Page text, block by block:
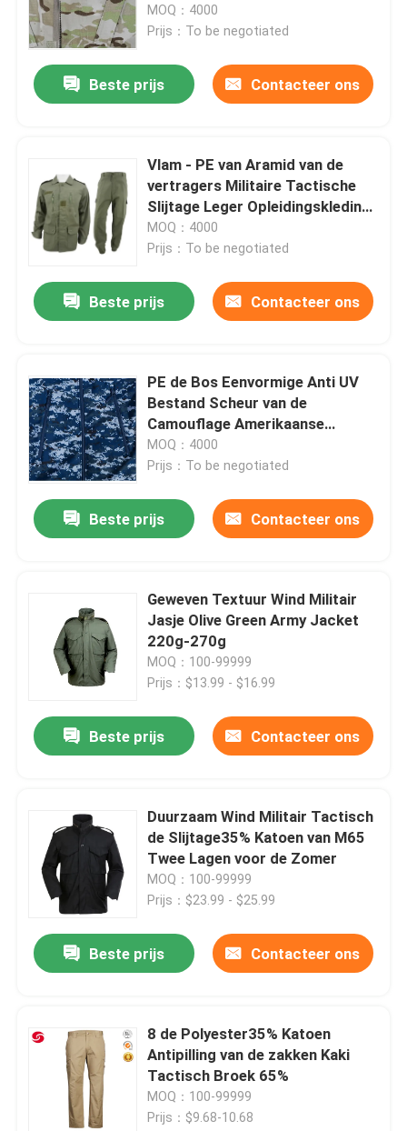
MOQ：4000
Prijs：To be negotiated
Beste prijs Contacteer ons
Vlam - PE van Aramid van de
vertragers Militaire Tactische
Slijtage Leger Opleidingskleding
met Elleboog en
Kniestootkussens
MOQ：4000
Prijs：To be negotiated
Beste prijs Contacteer ons
PE de Bos Eenvormige Anti UV
Bestand Scheur van de
Camouflage Amerikaanse
Militaire Tactische Slijtage
MOQ：4000
Prijs：To be negotiated
Beste prijs Contacteer ons
Geweven Textuur Wind Militair
Jasje Olive Green Army Jacket
220g-270g
MOQ：100-99999
Prijs：$13.99 - $16.99
Beste prijs Contacteer ons
Duurzaam Wind Militair Tactisch
de Slijtage35% Katoen van M65
Twee Lagen voor de Zomer
MOQ：100-99999
Prijs：$23.99 - $25.99
Beste prijs Contacteer ons
8 de Polyester35% Katoen
Antipilling van de zakken Kaki
Tactisch Broek 65%
MOQ：100-99999
Prijs：$9.68-10.68